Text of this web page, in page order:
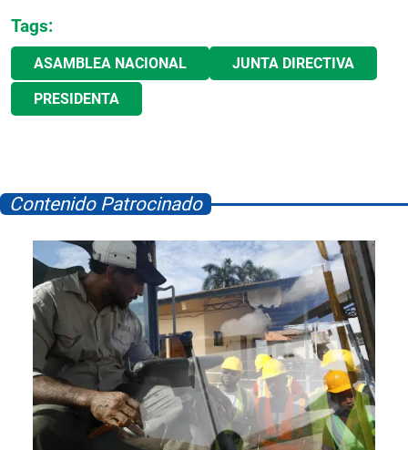
Tags:
ASAMBLEA NACIONAL JUNTA DIRECTIVA
PRESIDENTA
Contenido Patrocinado